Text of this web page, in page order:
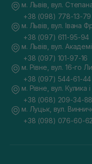
м. Львів, вул.
+38 (098) 778-13-79
м. Львів, вул. Івана
+38 (097) 611-95-94
м. Львів, вул.
+38 (097) 101-97-16
м. Рівне, вул. 16-го
+38 (097) 544-61-44
м. Рівне, вул. Кулика
+38 (068) 209-34-88
м. Луцьк, вул.
+38 (098) 076-60-62